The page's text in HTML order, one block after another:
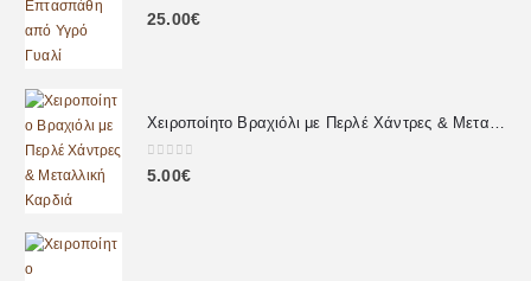
0out of 5
25.00€
0 out of 5
5.00€